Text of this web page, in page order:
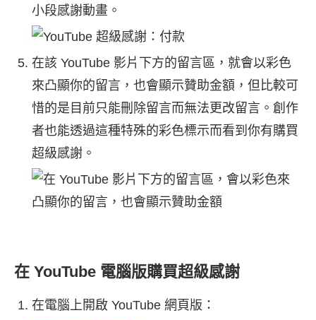
小段感謝動畫。
在該 YouTube 影片下方的留言區，就會以彩色
來凸顯你的留言，也會顯示贊助金額，但比較可
惜的是目前只能刪除留言而無法更改留言。創作
者也能透過這種特殊的彩色標示而看到你有購買
超級感謝。
在 YouTube 電腦版購買超級感謝
在電腦上開啟 YouTube 網頁版：